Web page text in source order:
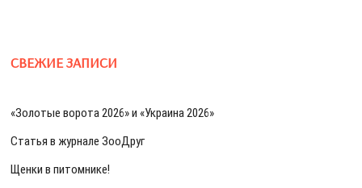
СВЕЖИЕ ЗАПИСИ
«Золотые ворота 2026» и «Украина 2026»
Статья в журнале ЗооДруг
Щенки в питомнике!